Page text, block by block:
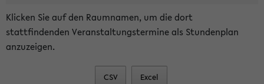
Klicken Sie auf den Raumnamen, um die dort
stattfindenden Veranstaltungstermine als Stundenplan
anzuzeigen.
CSV Excel